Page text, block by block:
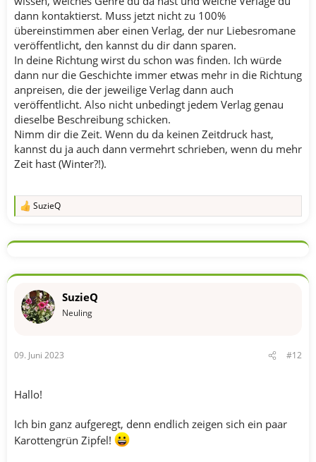
dann kontaktierst. Muss jetzt nicht zu 100%
übereinstimmen aber einen Verlag, der nur Liebesromane
veröffentlicht, den kannst du dir dann sparen.
In deine Richtung wirst du schon was finden. Ich würde
dann nur die Geschichte immer etwas mehr in die Richtung
anpreisen, die der jeweilige Verlag dann auch
veröffentlicht. Also nicht unbedingt jedem Verlag genau
dieselbe Beschreibung schicken.
Nimm dir die Zeit. Wenn du da keinen Zeitdruck hast,
kannst du ja auch dann vermehrt schrieben, wenn du mehr
Zeit hast (Winter?!).
R
k
o
e
n
SuzieQ
SuzieQ
Neuling
09. Juni 2023 #12
Hallo!
Ich bin ganz aufgeregt, denn endlich zeigen sich ein paar
Karottengrün Zipfel!